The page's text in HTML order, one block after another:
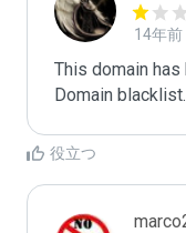
14年前
This domain
Domain
役立つ